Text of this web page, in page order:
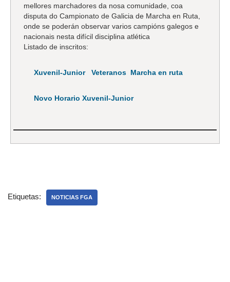
mellores marchadores da nosa comunidade, coa
disputa do Campionato de Galicia de Marcha en Ruta,
onde se poderán observar varios campións galegos e
nacionais nesta difícil disciplina atlética
Listado de inscritos:
Xuvenil-Junior Veteranos Marcha en ruta
Novo Horario Xuvenil-Junior
Etiquetas: NOTICIAS FGA